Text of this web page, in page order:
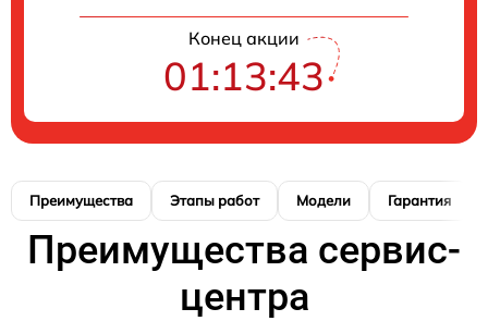
Конец акции
01:13:42
Преимущества Этапы работ Модели Гарантия
Преимущества сервис-
центра